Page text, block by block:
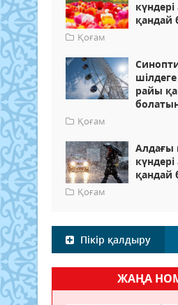
қандай
Қоғам
райы
Қоғам
Алдағы
қандай
Қоғам
Пікір қалдыру
ЖАҢА